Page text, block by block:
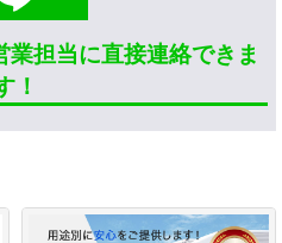
担当に直接連絡できま
！